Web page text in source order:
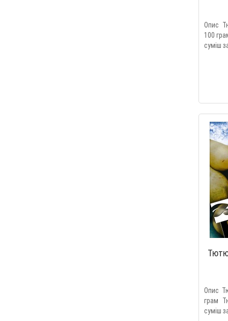
Опис
100
суміш
Опис
грам
суміш